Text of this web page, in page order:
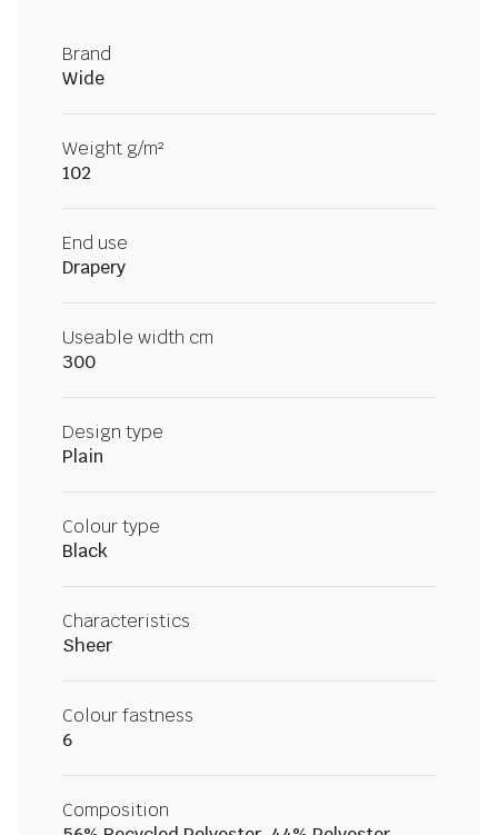
Brand
Wide
Weight g/m²
102
End use
Drapery
Useable width cm
300
Design type
Plain
Colour type
Black
Characteristics
Sheer
Colour fastness
6
Composition